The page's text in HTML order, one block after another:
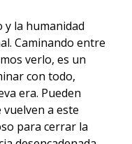
la humanidad
Caminando entre
verlo, es un
con todo,
era. Pueden
vuelven a este
para cerrar la